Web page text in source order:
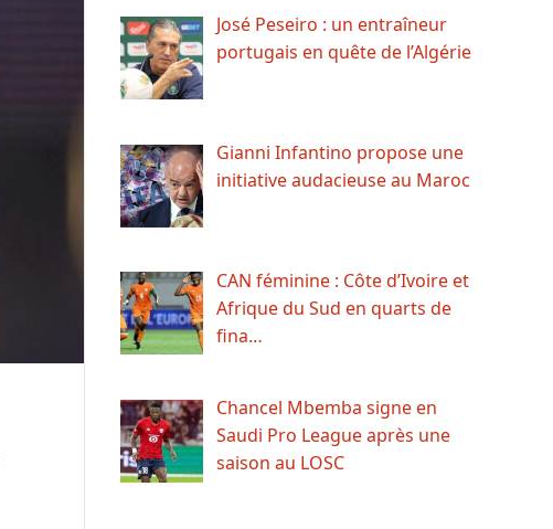
José Peseiro : un entraîneur
portugais en quête de l’Algérie
Gianni Infantino propose une
initiative audacieuse au Maroc
CAN féminine : Côte d’Ivoire et
Afrique du Sud en quarts de
fina…
Chancel Mbemba signe en
Saudi Pro League après une
saison au LOSC